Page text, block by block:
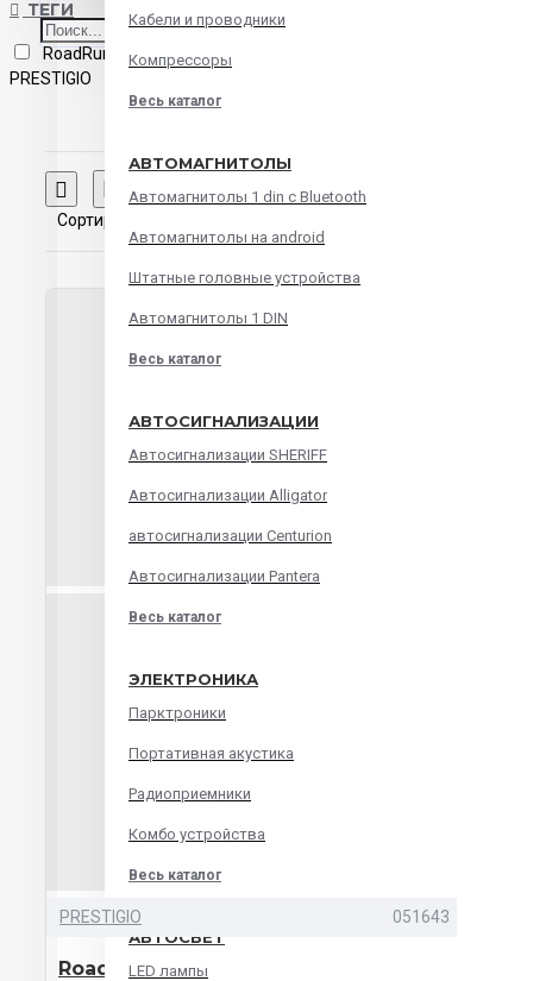
Кабели и проводники
Компрессоры
Весь каталог
АВТОМАГНИТОЛЫ
Автомагнитолы 1 din с Bluetooth
Автомагнитолы на android
Штатные головные устройства
Автомагнитолы 1 DIN
Весь каталог
АВТОСИГНАЛИЗАЦИИ
Автосигнализации SHERIFF
Автосигнализации Alligator
автосигнализации Centurion
Автосигнализации Pantera
Весь каталог
ЭЛЕКТРОНИКА
Парктроники
Портативная акустика
Радиоприемники
Комбо устройства
Весь каталог
АВТОСВЕТ
LED лампы
ТЕГИ
RoadRunner CUBE gold/white
PRESTIGIO
Сравнение товаров
Сортировка:
PRESTIGIO 051643
RoadRunner CUBE gold/white